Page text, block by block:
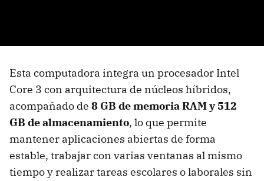
Esta computadora integra un procesador Intel
Core 3 con arquitectura de núcleos híbridos,
acompañado de 8 GB de memoria RAM y 512
GB de almacenamiento, lo que permite
mantener aplicaciones abiertas de forma
estable, trabajar con varias ventanas al mismo
tiempo y realizar tareas escolares o laborales sin